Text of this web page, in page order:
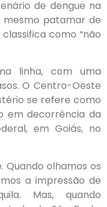
de dengue na
mesmo patamar de
como “não
linha, com uma
O Centro-Oeste
se refere como
em decorrência da
em Goiás, no
Quando olhamos os
a impressão de
Mas, quando